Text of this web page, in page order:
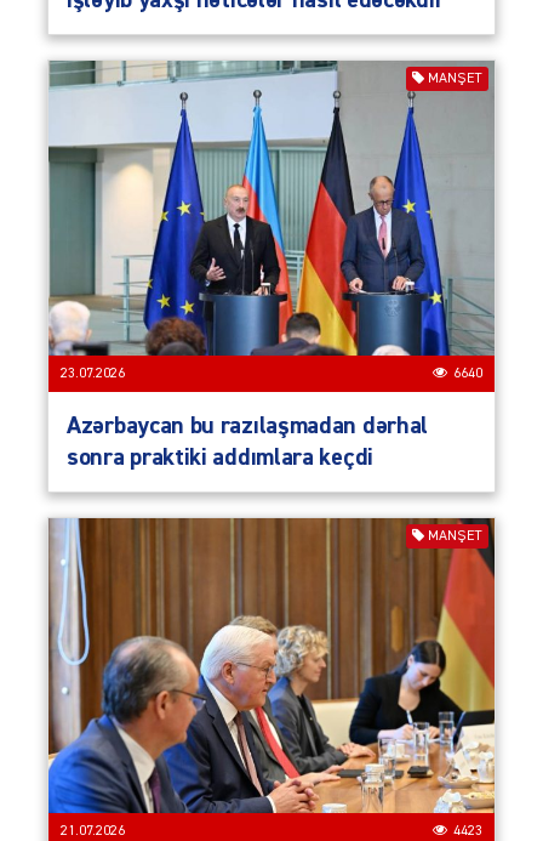
MANŞET
23.07.2026 6640
Azərbaycan bu razılaşmadan dərhal
sonra praktiki addımlara keçdi
MANŞET
21.07.2026 4423